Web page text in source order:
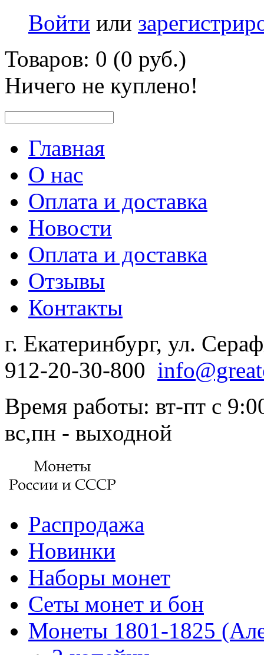
Войти или
Товаров: 0 (0 руб.)
Ничего не куплено!
Главная
О нас
Оплата и доставка
Новости
Оплата и доставка
Отзывы
Контакты
г. Екатеринбург, ул.
912-20-30-800
Время работы: вт-пт с
вс,пн - выходной
Распродажа
Новинки
Наборы монет
Сеты монет и бон
Монеты 1801-1825